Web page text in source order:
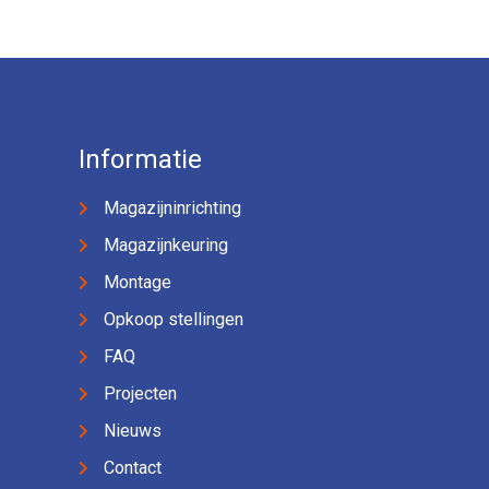
Informatie
Magazijninrichting
Magazijnkeuring
Montage
Opkoop stellingen
FAQ
Projecten
Nieuws
Contact